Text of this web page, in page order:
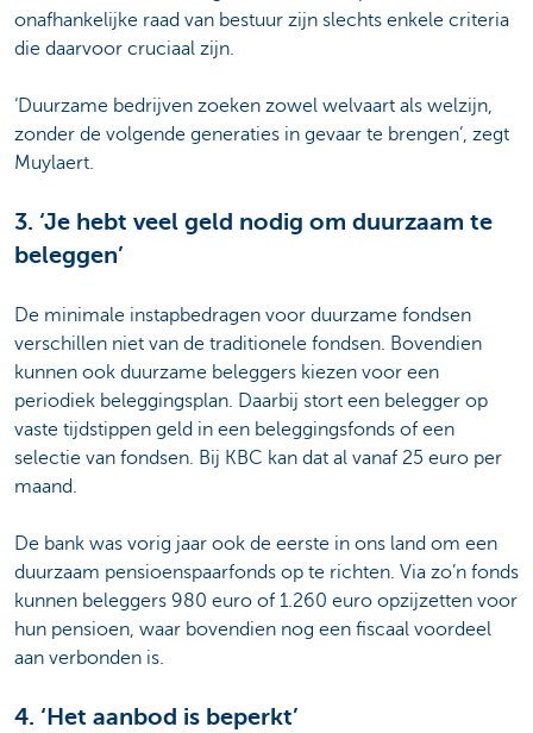
onafhankelijke raad van bestuur zijn slechts enkele criteria
die daarvoor cruciaal zijn.
‘Duurzame bedrijven zoeken zowel welvaart als welzijn,
zonder de volgende generaties in gevaar te brengen’, zegt
Muylaert.
3. ‘Je hebt veel geld nodig om duurzaam te
beleggen’
De minimale instapbedragen voor duurzame fondsen
verschillen niet van de traditionele fondsen. Bovendien
kunnen ook duurzame beleggers kiezen voor een
periodiek beleggingsplan. Daarbij stort een belegger op
vaste tijdstippen geld in een beleggingsfonds of een
selectie van fondsen. Bij KBC kan dat al vanaf 25 euro per
maand.
De bank was vorig jaar ook de eerste in ons land om een
duurzaam pensioenspaarfonds op te richten. Via zo’n fonds
kunnen beleggers 980 euro of 1.260 euro opzijzetten voor
hun pensioen, waar bovendien nog een fiscaal voordeel
aan verbonden is.
4. ‘Het aanbod is beperkt’